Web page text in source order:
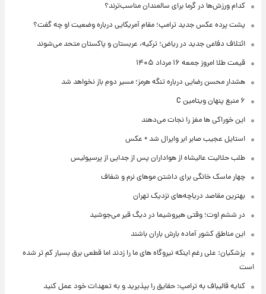
کدام ورزش‌ها در گرما برای سالمندان مناسب‌ترند؟
پشت پرده عکس جدید ترامپ؛ مقام آمریکایی درباره وضعیت او چه گفت؟
ائتلاف دفاعی جدید در ریاض؛ ترکیه، عربستان و پاکستان متحد می‌شوند
قیمت طلا امروز جمعه ۱۶ مرداد ۱۴۰۵
هشدار محسن رضایی درباره تنگه هرمز؛ مسیر دوم باز نخواهد شد
۶ منبع پنهان ویتامین C
این خوراکی ها مغز را نجات می‌دهند
استایل عجیب صابر ابر وایرال شد + عکس
طلب حلالیت عالیشاه از هواداران پس از جدایی از پرسپولیس
چهار ماسک خانگی برای داشتن موهای نرم و شفاف
بهترین مقاصد دریاچه‌های نزدیک تهران
در ششم اوت؛ وقتی هیروشیما در دیگ قیر می‌جوشید
این مناطق کشور آماده بارش باران باشند
پزشکیان: علی رغم اینکه نیروگاه های ما را زدند اما قطعی برق بسیار کم تر شده
است
کنایه قالیباف به ترامپ: حقایق را بپذیرید و به تعهدات خود عمل کنید